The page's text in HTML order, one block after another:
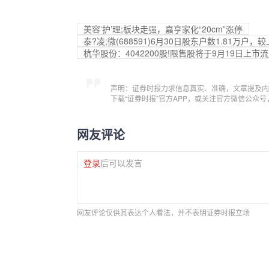
美容‘护’理;板块走强，嘉亨家化“20cm”涨停
泰?凌;微(688591)6月30日股东户数1.81万户，较
杭华股份：4042200股!限售股将于9月19日上市
声明：证券时报力求信息真实、准确，文章提及
下载“证券时报”官方APP，或关注官方微信公众
网友评论
登录后可以发言
网友评论仅供其表达个人看法，并不表明证券时报立场